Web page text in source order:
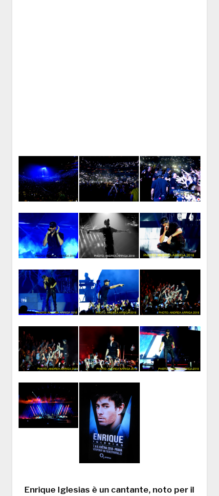
Enrique Iglesias è un cantante, noto per il